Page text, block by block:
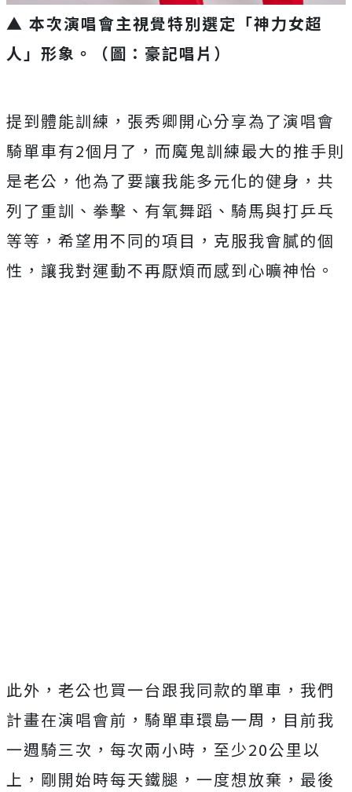
▲ 本次演唱會主視覺特別選定「神力女超
人」形象。（圖：豪記唱片）
提到體能訓練，張秀卿開心分享為了演唱會
騎單車有2個月了， 而魔鬼訓練最大的推手則
是老公，他為了要讓我能多元化的健身， 共
列了重訓、拳擊、有氧舞蹈、騎馬與打乒乓
等等， 希望用不同的項目，克服我會膩的個
性， 讓我對運動不再厭煩而感到心曠神怡。
此外，老公也買一台跟我同款的單車，我們
計畫在演唱會前， 騎單車環島一周，目前我
一週騎三次，每次兩小時，至少20公里以
上，剛開始時每天鐵腿，一度想放棄，最後